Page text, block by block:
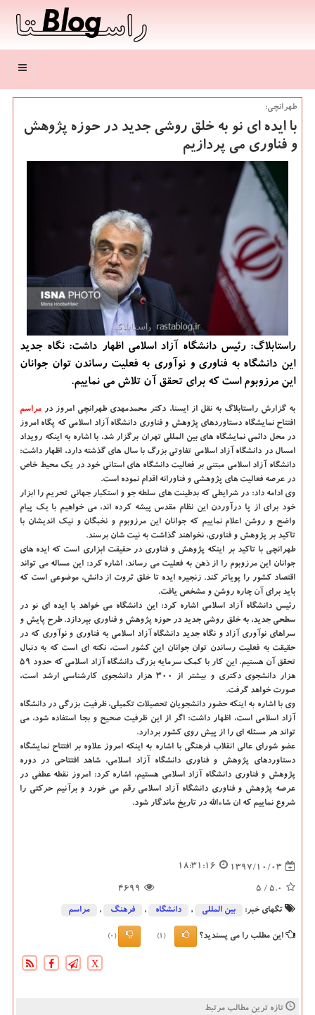
منو
طهرانچی:
با ایده ای نو به خلق روشی جدید در حوزه پژوهش
و فناوری می پردازیم
راستابلاگ: رئیس دانشگاه آزاد اسلامی اظهار داشت: نگاه جدید
این دانشگاه به فناوری و نوآوری به فعلیت رساندن توان جوانان
این مرزوبوم است كه برای تحقق آن تلاش می نماییم.
به گزارش راستابلاگ به نقل از ایسنا، دكتر محمدمهدی طهرانچی امروز در مراسم
افتتاح نمایشگاه دستاوردهای پژوهش و فناوری دانشگاه آزاد اسلامی كه پگاه امروز
در محل دائمی نمایشگاه های بین ‎المللی تهران برگزار شد، با اشاره به اینكه رویداد
امسال در دانشگاه آزاد اسلامی تفاوتی بزرگ با سال های گذشته دارد، اظهار داشت:
دانشگاه آزاد اسلامی مبتنی بر فعالیت دانشگاه های استانی خود در یك محیط خاص
در عرصه فعالیت های پژوهشی و فناورانه اقدام نموده است.
وی ادامه داد: در شرایطی كه بدطینت های سلطه جو و استكبار جهانی تحریم را ابزار
خود برای از پا درآوردن این نظام مقدس پیشه كرده اند، می خواهیم با یك پیام
واضح و روشن اعلام نماییم كه جوانان این مرزوبوم و نخبگان و نیك اندیشان با
تاكید بر پژوهش و فناوری، نخواهند گذاشت به نیت شان برسند.
طهرانچی با تاكید بر اینكه پژوهش و فناوری در حقیقت ابزاری است كه ایده های
جوانان این مرزوبوم را از ذهن به فعلیت می رساند، اشاره كرد: این مساله می تواند
اقتصاد كشور را پویاتر كند. زنجیره ایده تا خلق ثروت از دانش، موضوعی است كه
باید برای آن چاره روشن و مشخص یافت.
رئیس دانشگاه آزاد اسلامی اشاره كرد: این دانشگاه می خواهد با ایده ای نو در
سطحی جدید، به خلق روشی جدید در حوزه پژوهش و فناوری بپردازد. طرح پایش و
سراهای نوآوری آزاد و نگاه جدید دانشگاه آزاد اسلامی به فناوری و نوآوری كه در
حقیقت به فعلیت رساندن توان جوانان این كشور است، نكته ای است كه به دنبال
تحقق آن هستیم. این كار با كمك سرمایه بزرگ دانشگاه آزاد اسلامی كه حدود ۵۹
هزار دانشجوی دكتری و بیشتر از ۳۰۰ هزار دانشجوی كارشناسی ارشد است،
صورت خواهد گرفت.
وی با اشاره به اینكه حضور دانشجویان تحصیلات تكمیلی، ظرفیت بزرگی در دانشگاه
آزاد اسلامی است، اظهار داشت: اگر از این ظرفیت صحیح و بجا استفاده شود، می
تواند هر مسئله ای را از پیش روی كشور بردارد.
عضو شورای عالی انقلاب فرهنگی با اشاره به اینكه امروز علاوه بر افتتاح نمایشگاه
دستاوردهای پژوهش و فناوری دانشگاه آزاد اسلامی، شاهد افتتاحی در دوره
پژوهش و فناوری دانشگاه آزاد اسلامی هستیم، اشاره كرد: امروز نقطه عطفی در
عرصه پژوهش و فناوری دانشگاه آزاد اسلامی رقم می خورد و برآنیم حركتی را
شروع نماییم كه ان شاءالله در تاریخ ماندگار شود.
1397/10/03
18:31:16
5.0
/ 5
4699
تگهای خبر: بین المللی , دانشگاه‌ , فرهنگ , مراسم
این مطلب را می پسندید؟ (1)
(0)
X
تازه ترین مطالب مرتبط